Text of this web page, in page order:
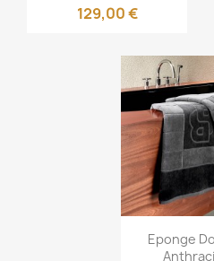
129,00 €
Aperçu
Eponge